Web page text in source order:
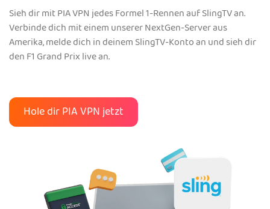
Sieh dir mit PIA VPN jedes Formel 1-Rennen auf SlingTV an.
Verbinde dich mit einem unserer NextGen-Server aus
Amerika, melde dich in deinem SlingTV-Konto an und sieh dir
den F1 Grand Prix live an.
Hole dir PIA VPN jetzt